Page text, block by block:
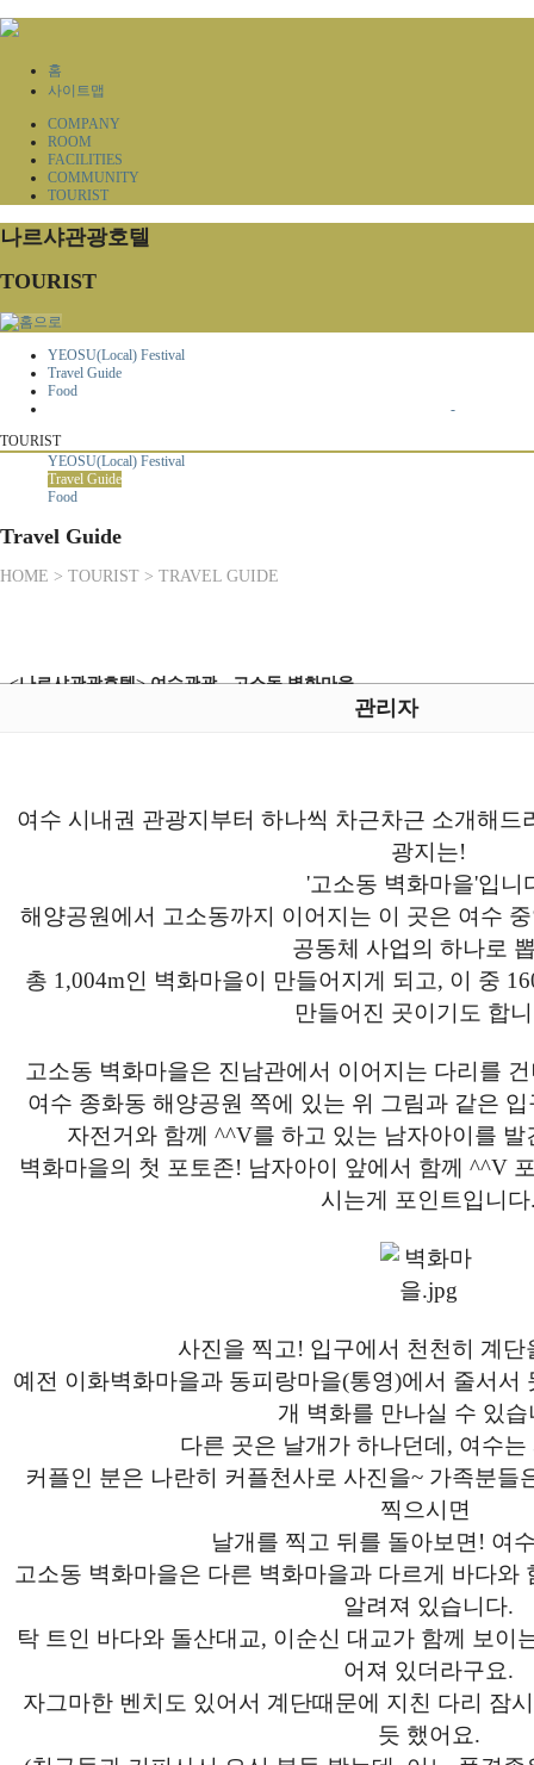
홈
사이트맵
COMPANY
ROOM
FACILITIES
COMMUNITY
TOURIST
나르샤관광호텔
TOURIST
YEOSU(Local) Festival
Travel Guide
Food
-
TOURIST
YEOSU(Local) Festival
Travel Guide
Food
Travel Guide
HOME > TOURIST > TRAVEL GUIDE
<나르샤관광호텔> 여수관광 - 고소동 벽화마을
관리자
여수 시내권 관광지부터 하나씩 차근차근 소개해
광지는!
'고소동 벽화마을'입니
해양공원에서 고소동까지 이어지는 이 곳은 여수
공동체 사업의 하나로
총 1,004m인 벽화마을이 만들어지게 되고, 이 중
만들어진 곳이기도 합
고소동 벽화마을은 진남관에서 이어지는 다리를
여수 종화동 해양공원 쪽에 있는 위 그림과 같은
자전거와 함께 ^^V를 하고 있는 남자아이를 발
벽화마을의 첫 포토존! 남자아이 앞에서 함께 ^^V
시는게 포인트입니
사진을 찍고! 입구에서 천천히 계단
예전 이화벽화마을과 동피랑마을(통영)에서 줄서서
개 벽화를 만나실 수 있습
다른 곳은 날개가 하나던데, 여수
커플인 분은 나란히 커플천사로 사진을~ 가족분들
찍으시면
날개를 찍고 뒤를 돌아보면! 여
고소동 벽화마을은 다른 벽화마을과 다르게 바다와
알려져 있습니다.
탁 트인 바다와 돌산대교, 이순신 대교가 함께 보이
어져 있더라구요.
자그마한 벤치도 있어서 계단때문에 지친 다리 잠
듯 했어요.